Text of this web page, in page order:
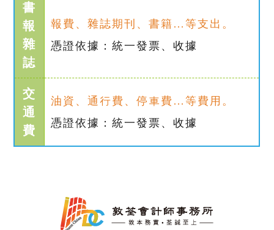
書
報
雜
誌
報費、雜誌期刊、書籍…等支出。
憑證依據：統一發票、收據
交
通
費
油資、通行費、停車費…等費用。
憑證依據：統一發票、收據